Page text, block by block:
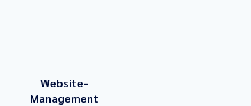
Website-
Management